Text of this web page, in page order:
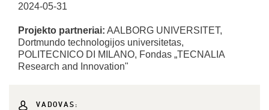
2024-05-31
Projekto partneriai: AALBORG UNIVERSITET,
Dortmundo technologijos universitetas,
POLITECNICO DI MILANO, Fondas „TECNALIA
Research and Innovation"
VADOVAS: